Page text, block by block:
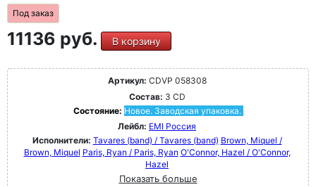
Под заказ
11136 руб. В корзину
Артикул: CDVP 058308
Состав: 3 CD
Состояние: Новое. Заводская упаковка.
Лейбл: EMI Россия
Исполнители: Tavares (band) / Tavares (band) Brown, Miquel /
Brown, Miquel Paris, Ryan / Paris, Ryan O'Connor, Hazel / O'Connor,
Hazel
Показать больше